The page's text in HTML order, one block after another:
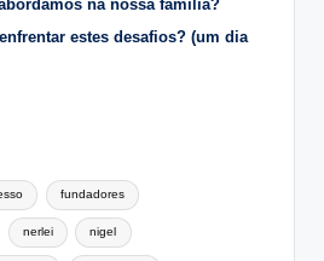
na nossa família?
estes desafios? (um dia
fundadores
nerlei nigel